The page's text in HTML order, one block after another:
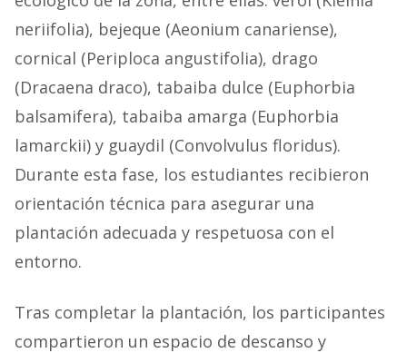
neriifolia), bejeque (Aeonium canariense),
cornical (Periploca angustifolia), drago
(Dracaena draco), tabaiba dulce (Euphorbia
balsamifera), tabaiba amarga (Euphorbia
lamarckii) y guaydil (Convolvulus floridus).
Durante esta fase, los estudiantes recibieron
orientación técnica para asegurar una
plantación adecuada y respetuosa con el
entorno.
Tras completar la plantación, los participantes
compartieron un espacio de descanso y